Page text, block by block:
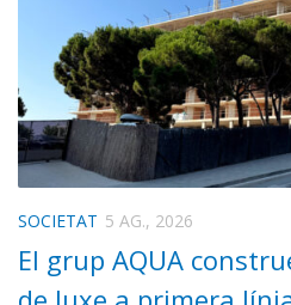
SOCIETAT 5 AG., 2026
El grup AQUA